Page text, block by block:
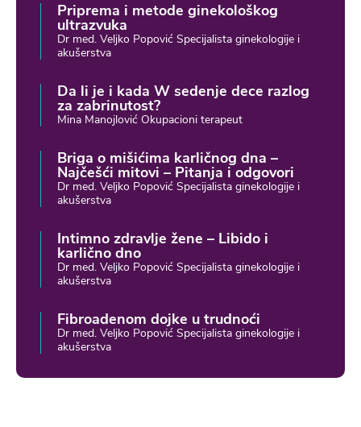
Priprema i metode ginekološkog
ultrazvuka
Dr med. Veljko Popović Specijalista ginekologije i
akušerstva
Da li je i kada W sedenje dece razlog
za zabrinutost?
Mina Manojlović Okupacioni terapeut
Briga o mišićima karličnog dna –
Najčešći mitovi – Pitanja i odgovori
Dr med. Veljko Popović Specijalista ginekologije i
akušerstva
Intimno zdravlje žene – Libido i
karlično dno
Dr med. Veljko Popović Specijalista ginekologije i
akušerstva
Fibroadenom dojke u trudnoći
Dr med. Veljko Popović Specijalista ginekologije i
akušerstva